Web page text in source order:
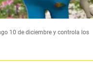
10 de diciembre y controla los